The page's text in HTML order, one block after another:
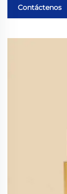
Contáctenos